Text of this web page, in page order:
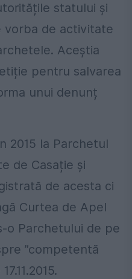
statului și
de activitate
Aceștia
pentru salvarea
unui denunț
2015 la Parchetul
de Casație și
de acesta ci
Curtea de Apel
o Parchetului de pe
”competentă